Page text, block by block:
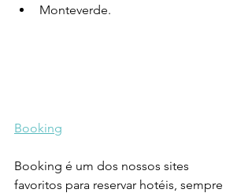
Monteverde.
Booking
Booking é um dos nossos sites
favoritos para reservar hotéis, sempre